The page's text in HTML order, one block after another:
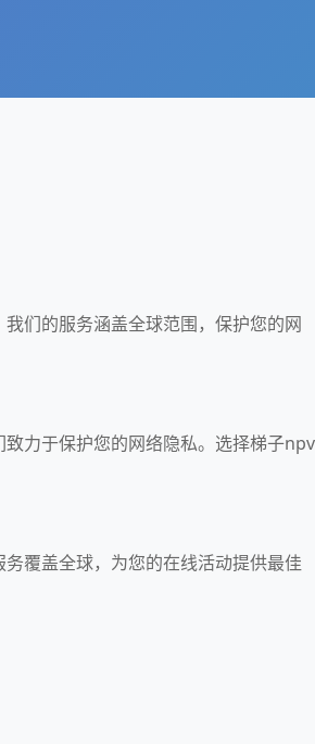
们的服务涵盖全球范围，保护您的网
力于保护您的网络隐私。选择梯子npv
覆盖全球，为您的在线活动提供最佳